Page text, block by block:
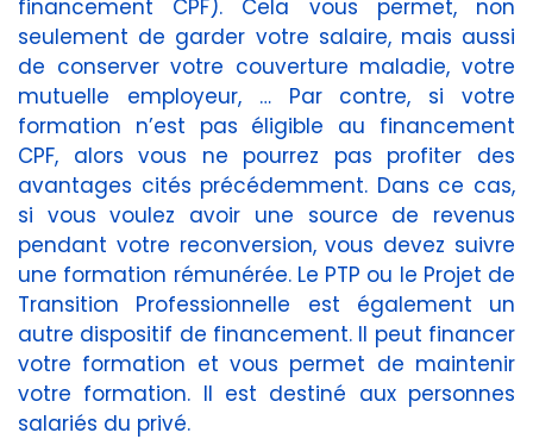
financement CPF). Cela vous permet, non
seulement de garder votre salaire, mais aussi
de conserver votre couverture maladie, votre
mutuelle employeur, … Par contre, si votre
formation n’est pas éligible au financement
CPF, alors vous ne pourrez pas profiter des
avantages cités précédemment. Dans ce cas,
si vous voulez avoir une source de revenus
pendant votre reconversion, vous devez suivre
une formation rémunérée. Le PTP ou le Projet de
Transition Professionnelle est également un
autre dispositif de financement. Il peut financer
votre formation et vous permet de maintenir
votre formation. Il est destiné aux personnes
salariés du privé.
augmentez les
chances de
voir du
contenu et
des offres
personnalisés.